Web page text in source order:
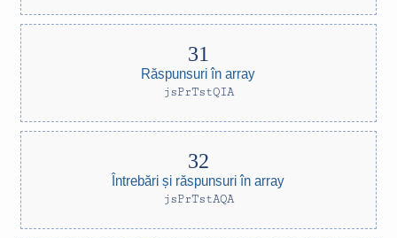
Răspunsuri în array
jsPrTstQIA
Întrebări și răspunsuri în array
jsPrTstAQA